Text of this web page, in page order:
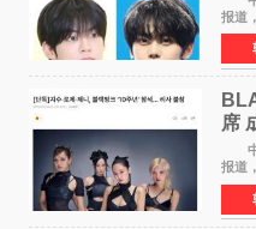
报道
将于
勋与
《音
席
中国
报道
动将
未为